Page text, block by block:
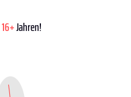
16+Jahren!